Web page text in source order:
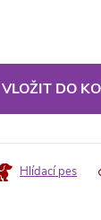
VLOŽIT DO
Hlídací pes